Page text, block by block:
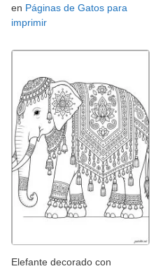
en Páginas de Gatos para
imprimir
Elefante decorado con